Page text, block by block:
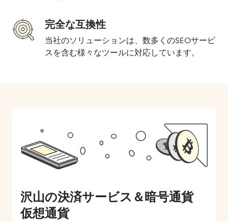
完全な互換性
当社のソリューションは、数多くのSEOサービ
スを含む様々なツールに対応しています。
沢山の決済サービス＆暗号通貨
仮想通貨